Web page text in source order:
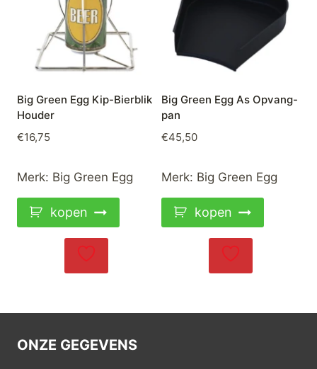
Big Green Egg Kip-Bierblik
Houder
€16,75
Merk: Big Green Egg
kopen
Big Green Egg As Opvang-
pan
€45,50
Merk: Big Green Egg
kopen
ONZE GEGEVENS